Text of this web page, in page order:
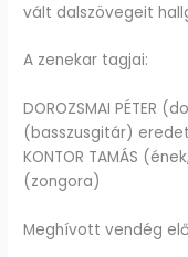
vált dalszövegeit
A zenekar tagjai:
DOROZSMAI PÉTER
(basszusgitár)
KONTOR TAMÁS
(zongora)
Meghívott vendég